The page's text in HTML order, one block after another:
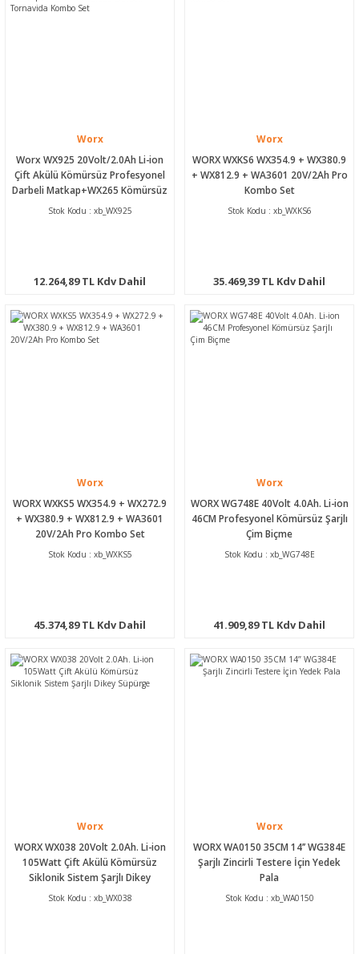
Worx
Worx WX925 20Volt/2.0Ah Li-ion
Çift Akülü Kömürsüz Profesyonel
Darbeli Matkap+WX265 Kömürsüz
Darbeli Tornavida Kombo Set
Stok Kodu : xb_WX925
12.264,89 TL Kdv Dahil
Worx
WORX WXKS6 WX354.9 + WX380.9
+ WX812.9 + WA3601 20V/2Ah Pro
Kombo Set
Stok Kodu : xb_WXKS6
35.469,39 TL Kdv Dahil
Worx
WORX WXKS5 WX354.9 + WX272.9
+ WX380.9 + WX812.9 + WA3601
20V/2Ah Pro Kombo Set
Stok Kodu : xb_WXKS5
45.374,89 TL Kdv Dahil
Worx
WORX WG748E 40Volt 4.0Ah. Li-ion
46CM Profesyonel Kömürsüz Şarjlı
Çim Biçme
Stok Kodu : xb_WG748E
41.909,89 TL Kdv Dahil
Worx
WORX WX038 20Volt 2.0Ah. Li-ion
105Watt Çift Akülü Kömürsüz
Siklonik Sistem Şarjlı Dikey
Süpürge
Stok Kodu : xb_WX038
Worx
WORX WA0150 35CM 14’’ WG384E
Şarjlı Zincirli Testere İçin Yedek
Pala
Stok Kodu : xb_WA0150